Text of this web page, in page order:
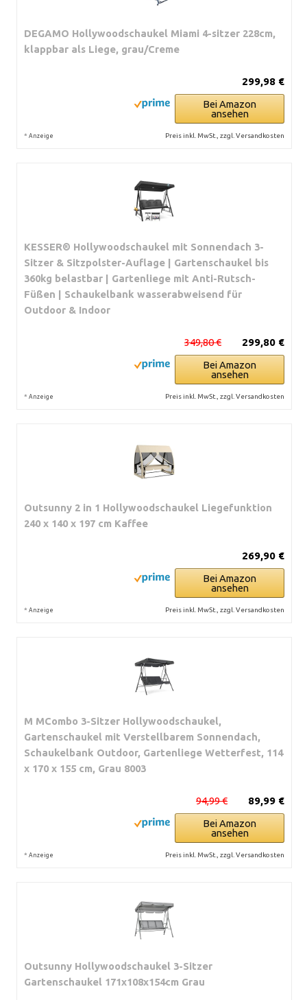
DEGAMO Hollywoodschaukel Miami 4-sitzer 228cm,
klappbar als Liege, grau/Creme
299,98 €
Bei Amazon
ansehen
* Anzeige Preis inkl. MwSt., zzgl. Versandkosten
KESSER® Hollywoodschaukel mit Sonnendach 3-
Sitzer & Sitzpolster-Auflage | Gartenschaukel bis
360kg belastbar | Gartenliege mit Anti-Rutsch-
Füßen | Schaukelbank wasserabweisend für
Outdoor & Indoor
299,80 €
349,80 €
Bei Amazon
ansehen
* Anzeige Preis inkl. MwSt., zzgl. Versandkosten
Outsunny 2 in 1 Hollywoodschaukel Liegefunktion
240 x 140 x 197 cm Kaffee
269,90 €
Bei Amazon
ansehen
* Anzeige Preis inkl. MwSt., zzgl. Versandkosten
M MCombo 3-Sitzer Hollywoodschaukel,
Gartenschaukel mit Verstellbarem Sonnendach,
Schaukelbank Outdoor, Gartenliege Wetterfest, 114
x 170 x 155 cm, Grau 8003
89,99 €
94,99 €
Bei Amazon
ansehen
* Anzeige Preis inkl. MwSt., zzgl. Versandkosten
Outsunny Hollywoodschaukel 3-Sitzer
Gartenschaukel 171x108x154cm Grau